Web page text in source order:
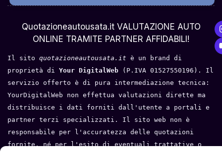
Quotazioneautousata.it VALUTAZIONE AUTO
ONLINE TRAMITE PARTNER AFFIDABILI!
Il sito quotazioneautousata.it è un brand di
proprietà di Your DigitalWeb
(P.IVA 01527550196). Il
servizio offerto è di pura intermediazione tecnica:
YourDigitalWeb non effettua valutazioni dirette ma
distribuisce i dati forniti dall'utente a portali e
partner terzi specializzati. Il sito web non è
responsabile per l'accuratezza delle quotazioni
fornite, né per l'esito di eventuali trattative o